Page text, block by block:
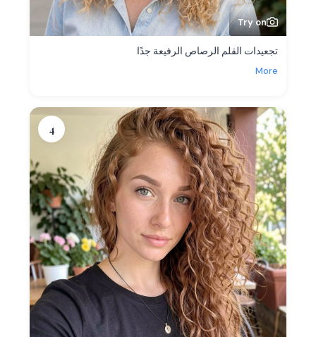
Try on
تجعيدات القلم الرصاص الرفيعة جدًا
More
4